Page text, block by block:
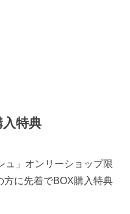
特典
ュ」オンリーショップ限
方に先着でBOX購入特典